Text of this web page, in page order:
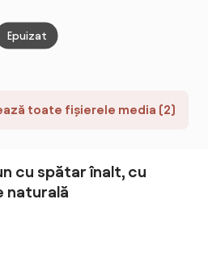
toate fișierele media (2)
Epuizat
cu spătar înalt, cu
naturală